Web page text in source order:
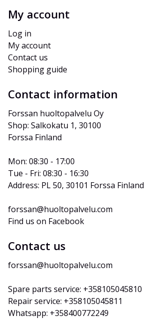
My account
Log in
My account
Contact us
Shopping guide
Contact information
Forssan huoltopalvelu Oy
Shop: Salkokatu 1, 30100
Forssa Finland
Mon: 08:30 - 17:00
Tue - Fri: 08:30 - 16:30
Address: PL 50, 30101 Forssa Finland
forssan@huoltopalvelu.com
Find us on Facebook
Contact us
forssan@huoltopalvelu.com
Spare parts service: +358105045810
Repair service: +358105045811
Whatsapp: +358400772249